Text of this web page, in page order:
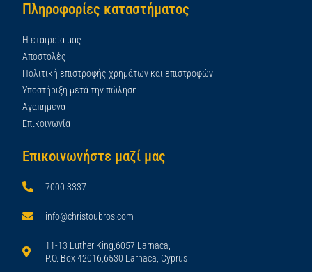
Πληροφορίες καταστήματος
Η εταιρεία μας
Αποστολές
Πολιτική επιστροφής χρημάτων και επιστροφών
Υποστήριξη μετά την πώληση
Αγαπημένα
Επικοινωνία
Επικοινωνήστε μαζί μας
7000 3337
info@christoubros.com
11-13 Luther King,6057 Larnaca,
P.O. Box 42016,6530 Larnaca, Cyprus